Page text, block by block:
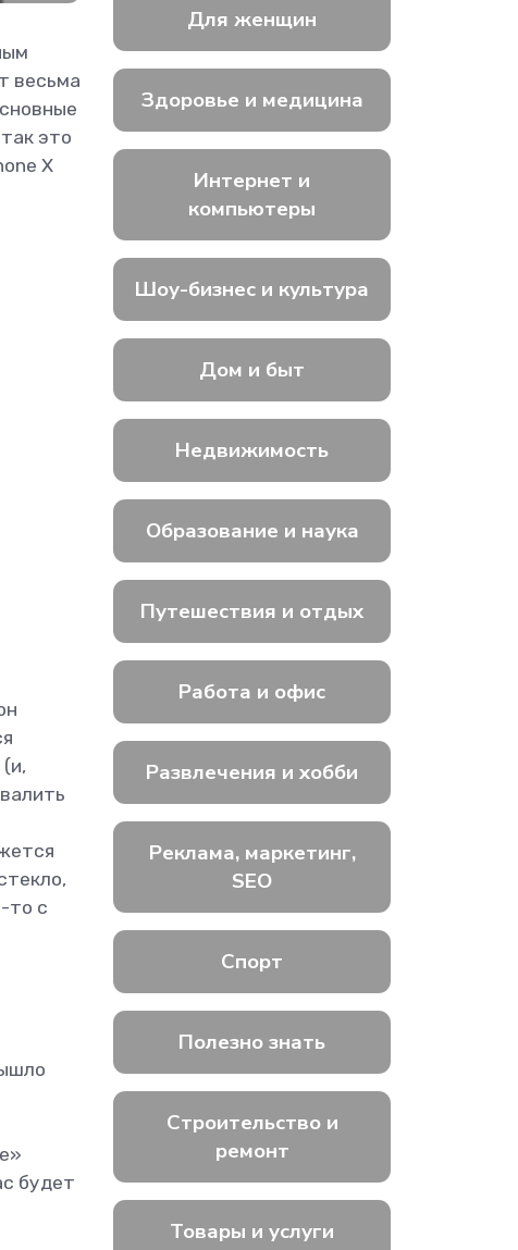
весьма
это
X
то с
будет
Для женщин
Здоровье и медицина
Интернет и
компьютеры
Шоу-бизнес и культура
Дом и быт
Недвижимость
Образование и наука
Путешествия и отдых
Работа и офис
Развлечения и хобби
Реклама, маркетинг,
SEO
Спорт
Полезно знать
Строительство и
ремонт
Товары и услуги